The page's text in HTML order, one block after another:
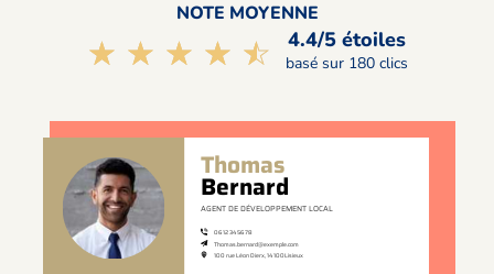
NOTE MOYENNE
☆☆☆☆☆
★★★★★ 4.4/5 étoiles
basé sur 180 clics